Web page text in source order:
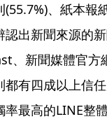
、紙本報
認出新聞來源的
、新聞媒體官方
都有四成以上信
率最高的LINE整